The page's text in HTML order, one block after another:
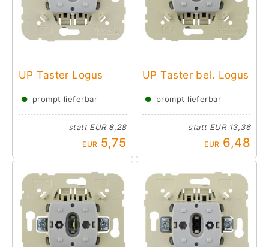
UP Taster Logus
● prompt lieferbar
stattEUR 8,28
EUR 5,75
UP Taster bel. Logus
● prompt lieferbar
stattEUR 13,36
EUR 6,48